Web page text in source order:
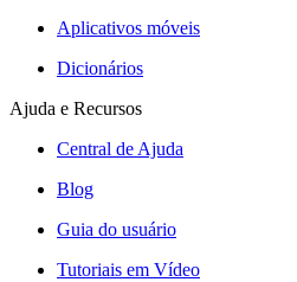
Aplicativos móveis
Dicionários
Ajuda e Recursos
Central de Ajuda
Blog
Guia do usuário
Tutoriais em Vídeo